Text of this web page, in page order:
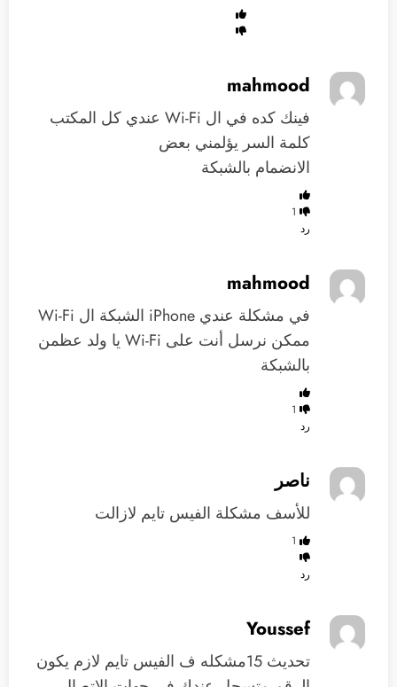
mahmood
‏فينك كده في ال Wi-Fi ‏عندي ‏كل المكتب
‏كلمة السر ‏يؤلمني ‏‏بعض ‏ ‏
‏الانضمام بالشبكة
1
رد
mahmood
‏في مشكلة عندي iPhone ‏‏الشبكة ‏ال Wi-Fi
‏ممكن نرسل ‏أنت على Wi-Fi ‏يا ولد عظمن
بالشبكة
1
رد
ناصر
للأسف مشكلة الفيس تايم لازالت
1
رد
Youssef
تحديث 15مشكله ف الفيس تايم لازم يكون